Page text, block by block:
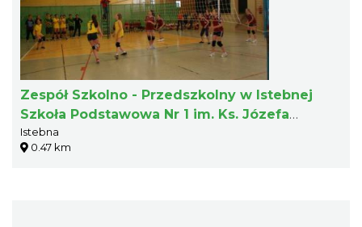
Zespół Szkolno - Przedszkolny w Istebnej
Szkoła Podstawowa Nr 1 im. Ks. Józefa
Londzina
Istebna
0.47 km